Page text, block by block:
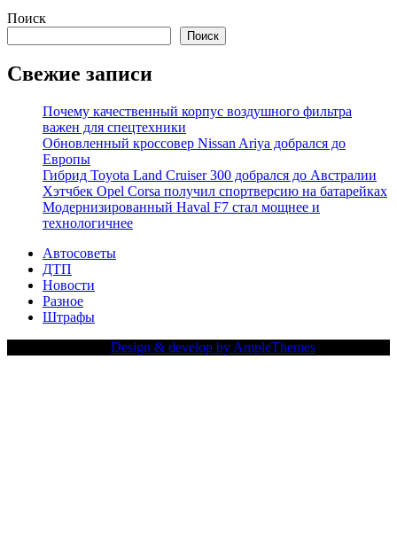
Поиск
Поиск
Свежие записи
Почему качественный корпус воздушного фильтра
важен для спецтехники
Обновленный кроссовер Nissan Ariya добрался до
Европы
Гибрид Toyota Land Cruiser 300 добрался до Австралии
Хэтчбек Opel Corsa получил спортверсию на батарейках
Модернизированный Haval F7 стал мощнее и
технологичнее
Автосоветы
ДТП
Новости
Разное
Штрафы
Design & develop by AmpleThemes